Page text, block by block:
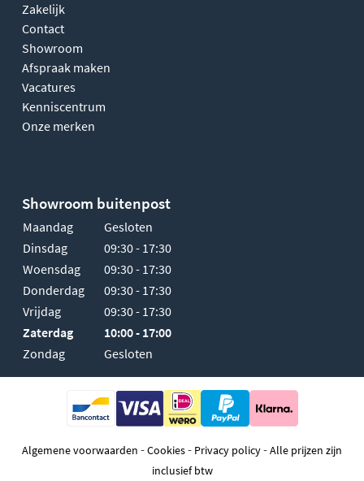
Zakelijk
Contact
Showroom
Afspraak maken
Vacatures
Kenniscentrum
Onze merken
Showroom buitenpost
Maandag
Gesloten
Dinsdag
09:30 - 17:30
Woensdag
09:30 - 17:30
Donderdag
09:30 - 17:30
Vrijdag
09:30 - 17:30
Zaterdag
10:00 - 17:00
Zondag
Gesloten
Algemene voorwaarden -Cookies- Privacy policy-Alle prijzen zijn
inclusief btw